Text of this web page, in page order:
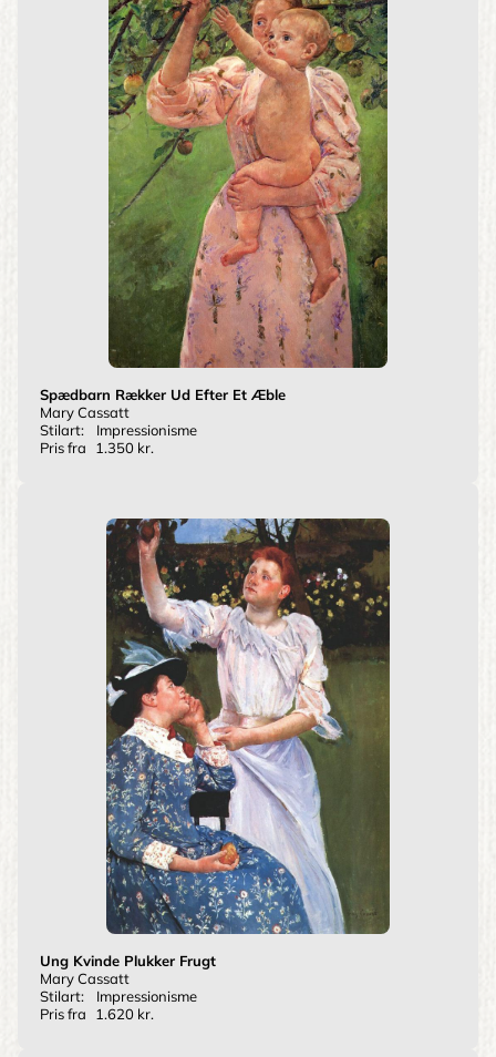
Spædbarn Rækker Ud Efter Et Æble
Mary Cassatt
Stilart:
Impressionisme
Pris fra
1.350 kr.
Ung Kvinde Plukker Frugt
Mary Cassatt
Stilart:
Impressionisme
Pris fra
1.620 kr.